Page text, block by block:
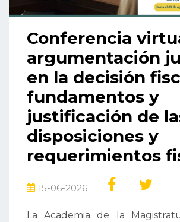
Conferencia
argumentación
en la decisión
fundamentos y
justificación de
disposiciones y
requerimientos
15-06-2026
La Academia de la